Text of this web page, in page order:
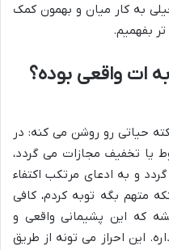
به کار میان و بهمون کمک
بفهمیم.
ات واقعی بوده؟
نکته حیاتی رو روشن می کنه: در
یا تخفیف مجازات می گردد،
و به ادعای مرتکب اکتفاء
متهم بگه توبه کردم، کافی
که این پشیمانی واقعی و
این احراز می تونه از طریق